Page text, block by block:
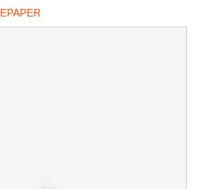
EPAPER